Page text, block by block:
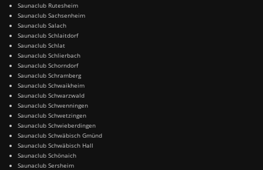
Saunaclub Rutesheim
Saunaclub Sachsenheim
Saunaclub Salach
Saunaclub Schlaitdorf
Saunaclub Schlat
Saunaclub Schlierbach
Saunaclub Schorndorf
Saunaclub Schramberg
Saunaclub Schwaikheim
Saunaclub Schwarzwald
Saunaclub Schwenningen
Saunaclub Schwetzingen
Saunaclub Schwieberdingen
Saunaclub Schwäbisch Gmünd
Saunaclub Schwäbisch Hall
Saunaclub Schönaich
Saunaclub Sersheim